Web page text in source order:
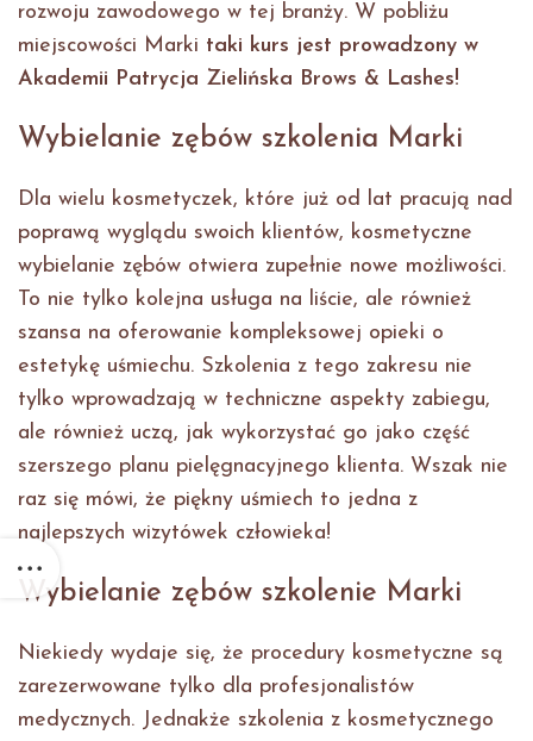
rozwoju zawodowego w tej branży. W pobliżu
miejscowości Marki taki kurs jest prowadzony w
Akademii Patrycja Zielińska Brows & Lashes!
Wybielanie zębów szkolenia Marki
Dla wielu kosmetyczek, które już od lat pracują nad
poprawą wyglądu swoich klientów, kosmetyczne
wybielanie zębów otwiera zupełnie nowe możliwości.
To nie tylko kolejna usługa na liście, ale również
szansa na oferowanie kompleksowej opieki o
estetykę uśmiechu. Szkolenia z tego zakresu nie
tylko wprowadzają w techniczne aspekty zabiegu,
ale również uczą, jak wykorzystać go jako część
szerszego planu pielęgnacyjnego klienta. Wszak nie
raz się mówi, że piękny uśmiech to jedna z
najlepszych wizytówek człowieka!
Wybielanie zębów szkolenie Marki
Niekiedy wydaje się, że procedury kosmetyczne są
zarezerwowane tylko dla profesjonalistów
medycznych. Jednakże szkolenia z kosmetycznego